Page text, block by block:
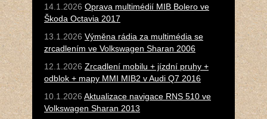
14.1.2026 Oprava multimédií MIB Bolero ve
Škoda Octavia 2017
13.1.2026 Výměna rádia za multimédia se
zrcadlením ve Volkswagen Sharan 2006
12.1.2026 Zrcadlení mobilu + jízdní pruhy +
odblok + mapy MMI MIB2 v Audi Q7 2016
10.1.2026 Aktualizace navigace RNS 510 ve
Volkswagen Sharan 2013